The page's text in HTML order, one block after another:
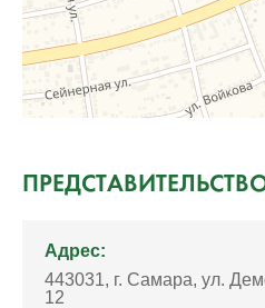
Адрес:
443031, г. Самара, ул.
12